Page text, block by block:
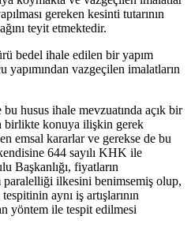
gereken kesinti tutarının
teyit etmektedir.
bedel ihale edilen bir yapım
vazgeçilen imalatların
husus ihale mevzuatında açık bir
birlikte konuya ilişkin gerek
emsal kararlar ve gerekse de bu
644 sayılı KHK ile
Başkanlığı, fiyatların
ilkesini benimsemiş olup,
aynı iş artışlarının
yöntem ile tespit edilmesi